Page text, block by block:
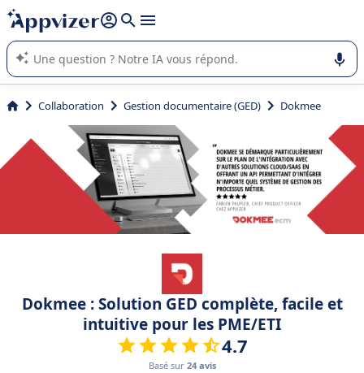
répondre (plusieurs lignes avec
L'IA de Appvizer vous guide dans l'utilisation ou la sélection de
logiciel SaaS en entreprise.
Collaboration Gestion documentaire (GED) Dokmee
Dokmee : Solution GED complète, facile et
intuitive pour les PME/ETI
4.7
Basé sur 24 avis